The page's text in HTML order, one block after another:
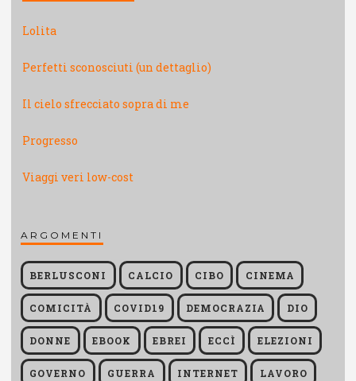
Lolita
Perfetti sconosciuti (un dettaglio)
Il cielo sfrecciato sopra di me
Progresso
Viaggi veri low-cost
ARGOMENTI
BERLUSCONI CALCIO CIBO CINEMA
COMICITÀ COVID19 DEMOCRAZIA DIO
DONNE EBOOK EBREI ECCÌ ELEZIONI
GOVERNO GUERRA INTERNET LAVORO